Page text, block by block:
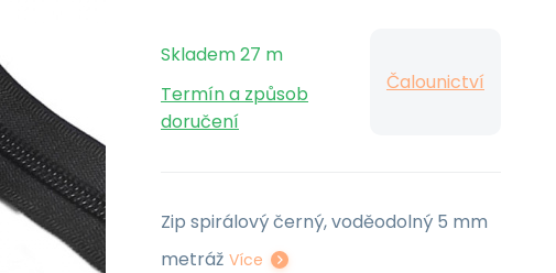
Skladem27 m
Termín a způsob
doručení
Čalounictví
Zip spirálový černý, voděodolný 5 mm
metráž Více